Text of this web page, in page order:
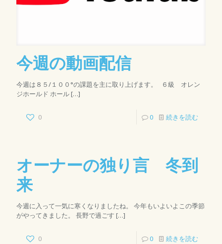
今週の動画配信
今週は８５/１００°の課題を主に取り上げます。 ６級 オレン
ジホールド ホール[…]
0 0 続きを読む
オーナーの独り言 冬到
来
今週に入って一気に寒くなりましたね。 今年もいよいよこの季節
がやってきました。 長野で過ごす […]
0 0 続きを読む